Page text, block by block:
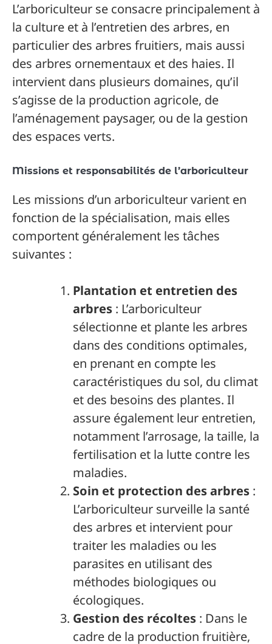
L’arboriculteur se consacre principalement à
la culture et à l’entretien des arbres, en
particulier des arbres fruitiers, mais aussi
des arbres ornementaux et des haies. Il
intervient dans plusieurs domaines, qu’il
s’agisse de la production agricole, de
l’aménagement paysager, ou de la gestion
des espaces verts.
Missions et responsabilités de l’arboriculteur
Les missions d’un arboriculteur varient en
fonction de la spécialisation, mais elles
comportent généralement les tâches
suivantes :
Plantation et entretien des
arbres : L’arboriculteur
sélectionne et plante les arbres
dans des conditions optimales,
en prenant en compte les
caractéristiques du sol, du climat
et des besoins des plantes. Il
assure également leur entretien,
notamment l’arrosage, la taille, la
fertilisation et la lutte contre les
maladies.
Soin et protection des arbres :
L’arboriculteur surveille la santé
des arbres et intervient pour
traiter les maladies ou les
parasites en utilisant des
méthodes biologiques ou
écologiques.
Gestion des récoltes : Dans le
cadre de la production fruitière,